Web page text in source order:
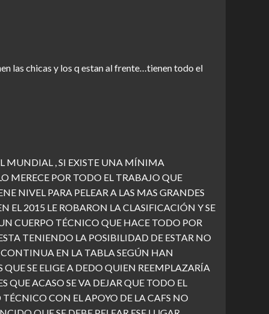
las chicas y los q estan al frente…tienen todo el
MUNDIAL , SI EXISTE UNA MÍNIMA
MERECE POR TODO EL TRABAJO QUE
NIVEL PARA PELEAR A LAS MAS GRANDES
EL 2015 LE ROBARON LA CLASIFICACIÓN Y SE
CUERPO TÉCNICO QUE HACE TODO POR
TENIENDO LA POSIBILIDAD DE ESTAR NO
EN LA TABLA SEGÚN HAN
SE ELIGE A DEDO QUIEN REEMPLAZARÍA
QUE ACASO SE VA DEJAR QUE TODO EL
CON EL APOYO DE LA CAFS NO